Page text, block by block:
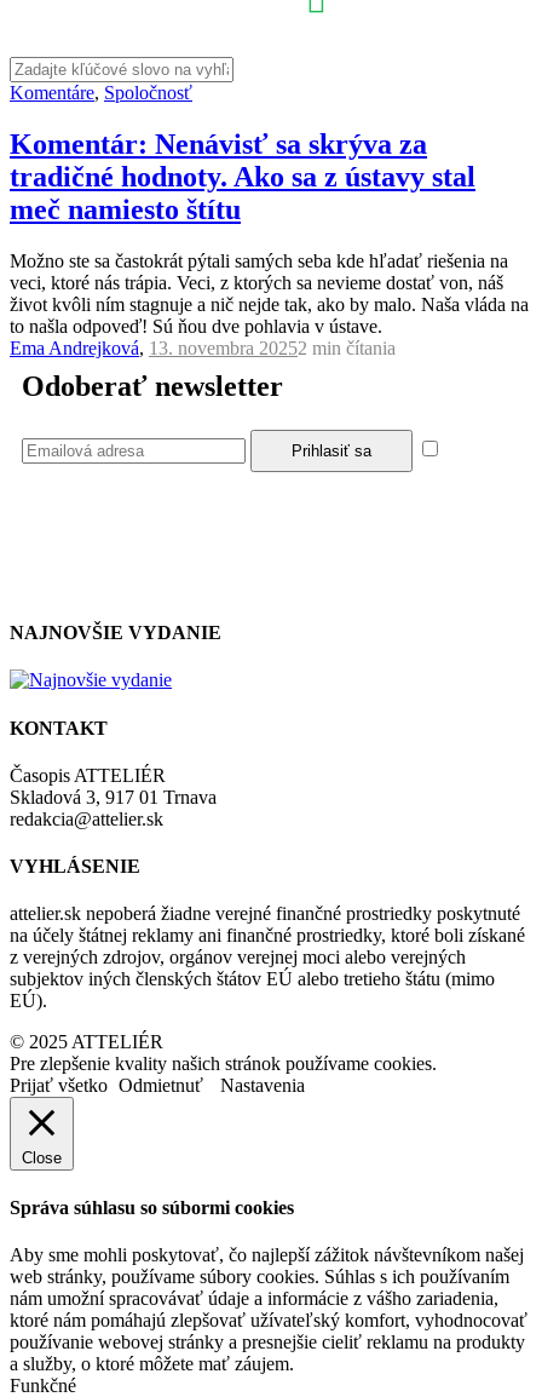
Komentáre, Spoločnosť
Komentár: Nenávisť sa skrýva za
tradičné hodnoty. Ako sa z ústavy stal
meč namiesto štítu
Možno ste sa častokrát pýtali samých seba kde hľadať riešenia na
veci, ktoré nás trápia. Veci, z ktorých sa nevieme dostať von, náš
život kvôli ním stagnuje a nič nejde tak, ako by malo. Naša vláda na
to našla odpoveď! Sú ňou dve pohlavia v ústave.
Ema Andrejková, 13. novembra 20252 min čítania
Odoberať newsletter
NAJNOVŠIE VYDANIE
KONTAKT
Časopis ATTELIÉR
Skladová 3, 917 01 Trnava
redakcia@attelier.sk
VYHLÁSENIE
attelier.sk nepoberá žiadne verejné finančné prostriedky poskytnuté
na účely štátnej reklamy ani finančné prostriedky, ktoré boli získané
z verejných zdrojov, orgánov verejnej moci alebo verejných
subjektov iných členských štátov EÚ alebo tretieho štátu (mimo
EÚ).
© 2025 ATTELIÉR
Pre zlepšenie kvality našich stránok používame cookies.
Prijať všetko Odmietnuť Nastavenia
Close
Správa súhlasu so súbormi cookies
Aby sme mohli poskytovať, čo najlepší zážitok návštevníkom našej
web stránky, používame súbory cookies. Súhlas s ich používaním
nám umožní spracovávať údaje a informácie z vášho zariadenia,
ktoré nám pomáhajú zlepšovať užívateľský komfort, vyhodnocovať
používanie webovej stránky a presnejšie cieliť reklamu na produkty
a služby, o ktoré môžete mať záujem.
Funkčné